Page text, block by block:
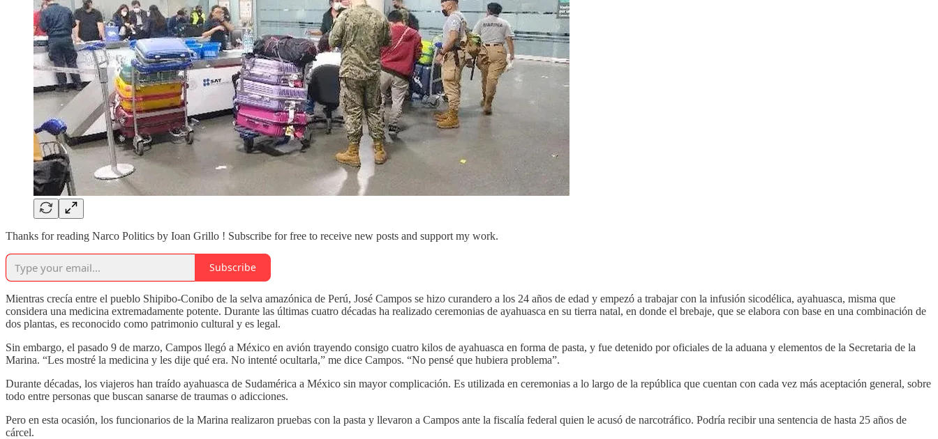
Thanks for reading Narco Politics by Ioan Grillo ! Subscribe for free to receive new posts and support my work.
Subscribe
Mientras crecía entre el pueblo Shipibo-Conibo de la selva amazónica de Perú, José Campos se hizo curandero a los 24 años de edad y empezó a trabajar con la infusión sicodélica, ayahuasca, misma que
considera una medicina extremadamente potente. Durante las últimas cuatro décadas ha realizado ceremonias de ayahuasca en su tierra natal, en donde el brebaje, que se elabora con base en una combinación de
dos plantas, es reconocido como patrimonio cultural y es legal.
Sin embargo, el pasado 9 de marzo, Campos llegó a México en avión trayendo consigo cuatro kilos de ayahuasca en forma de pasta, y fue detenido por oficiales de la aduana y elementos de la Secretaria de la
Marina. “Les mostré la medicina y les dije qué era. No intenté ocultarla,” me dice Campos. “No pensé que hubiera problema”.
Durante décadas, los viajeros han traído ayahuasca de Sudamérica a México sin mayor complicación. Es utilizada en ceremonias a lo largo de la república que cuentan con cada vez más aceptación general, sobre
todo entre personas que buscan sanarse de traumas o adicciones.
Pero en esta ocasión, los funcionarios de la Marina realizaron pruebas con la pasta y llevaron a Campos ante la fiscalía federal quien le acusó de narcotráfico. Podría recibir una sentencia de hasta 25 años de
cárcel.